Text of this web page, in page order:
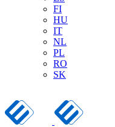
FI
HU
IT
NL
PL
RO
SK